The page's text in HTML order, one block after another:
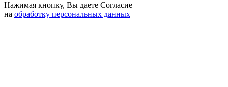
Нажимая кнопку, Вы даете Согласие
на обработку персональных данных